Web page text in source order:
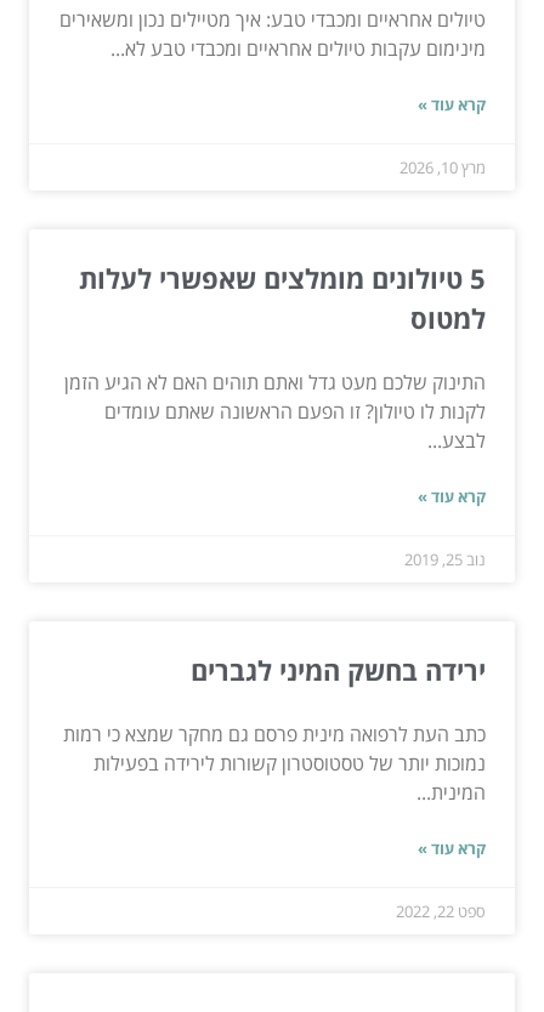
טיולים אחראיים ומכבדי טבע: איך מטיילים נכון ומשאירים
מינימום עקבות טיולים אחראיים ומכבדי טבע לא...
קרא עוד »
מרץ 10, 2026
5 טיולונים מומלצים שאפשרי לעלות
למטוס
התינוק שלכם מעט גדל ואתם תוהים האם לא הגיע הזמן
לקנות לו טיולון? זו הפעם הראשונה שאתם עומדים
לבצע...
קרא עוד »
נוב 25, 2019
ירידה בחשק המיני לגברים
כתב העת לרפואה מינית פרסם גם מחקר שמצא כי רמות
נמוכות יותר של טסטוסטרון קשורות לירידה בפעילות
המינית...
קרא עוד »
ספט 22, 2022